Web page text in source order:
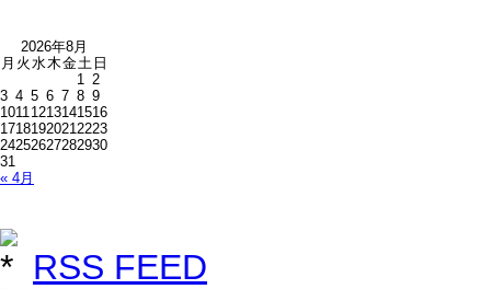
2026年8月
月 火 水木金土 日
« 4月
1 2
3 4 5 6 7 8 9
10111213141516
17181920212223
24252627282930
31
RSS FEED